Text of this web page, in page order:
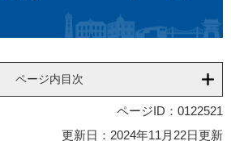
ページ内目次
ページID：0122521
更新日：2024年11月22日更新